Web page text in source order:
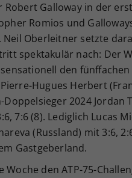
Galloway in der
Romios und
Oberleitner setzte
spektakulär nach: Der
den
Hugues Herbert
2024 Jordan
7:6 (8). Lediglich Lucas
(Russland) mit 3:6,
Gastgeberland.
den ATP-75-